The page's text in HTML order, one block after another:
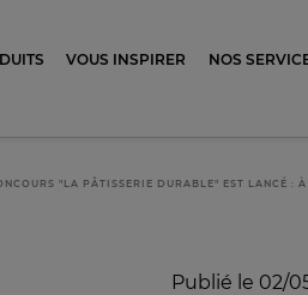
VOUS INSPIRER NOS
"LA PÂTISSERIE DURABLE" EST LANCÉ :
Publié le 02/